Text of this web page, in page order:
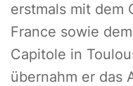
erstmals mit dem
France sowie
Capitole in
übernahm er das